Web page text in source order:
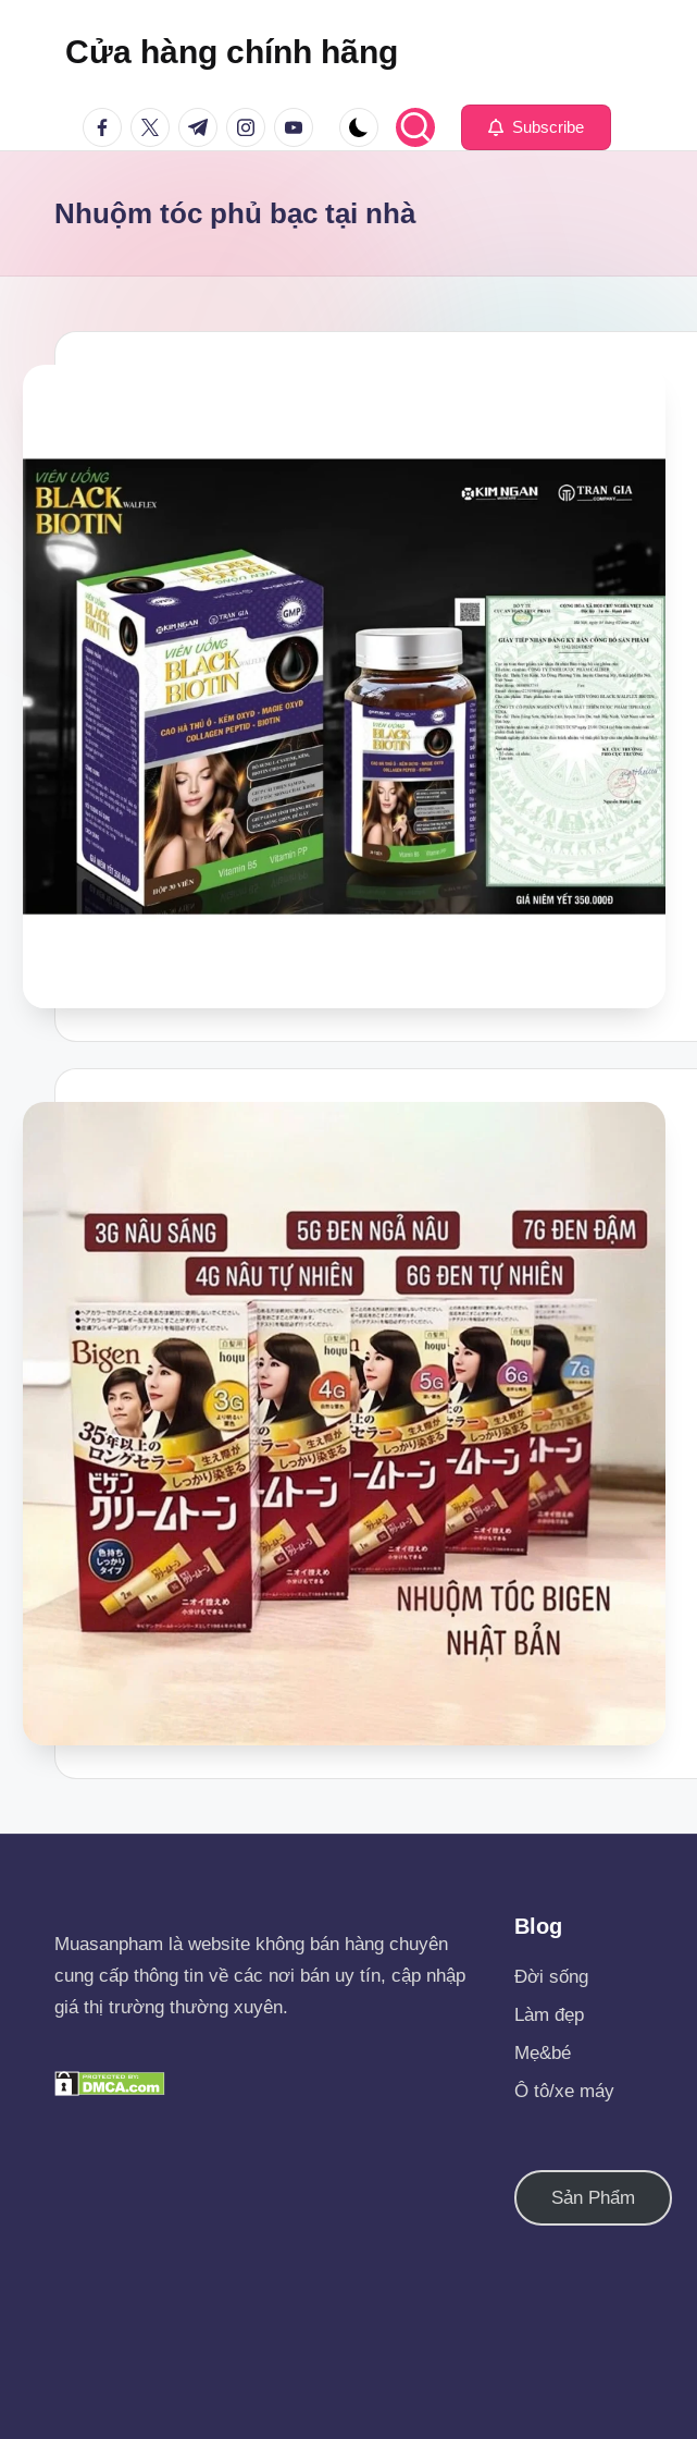
Cửa hàng chính hãng
facebook.com
twitter.com
t.me instagram.com
youtube.com Subscribe
Nhuộm tóc phủ bạc tại nhà
Muasanpham là website không bán hàng chuyên
cung cấp thông tin về các nơi bán uy tín, cập nhập
giá thị trường thường xuyên.
Blog
Đời sống
Làm đẹp
Mẹ&bé
Ô tô/xe máy
Sản Phẩm